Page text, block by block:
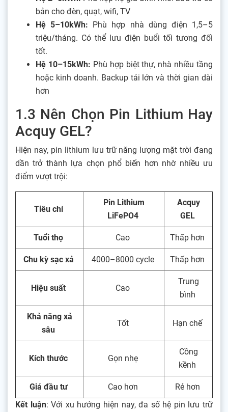
bản cho đèn, quạt, wifi, TV
Hệ 5–10kWh: Phù hợp nhà dùng điện 1,5–5
triệu/tháng. Có thể lưu điện buổi tối tương đối
tốt.
Hệ 10–15kWh: Phù hợp biệt thự, nhà nhiều tầng
hoặc kinh doanh. Backup tải lớn và thời gian dài
hơn
1.3 Nên Chọn Pin Lithium Hay
Acquy GEL?
Hiện nay, pin lithium lưu trữ năng lượng mặt trời đang
dần trở thành lựa chọn phổ biến hơn nhờ nhiều ưu
điểm vượt trội:
Tiêu chí
Pin Lithium
LiFePO4
Acquy
GEL
Tuổi thọ Cao Thấp hơn
Chu kỳ sạc xả 4000–8000 cycle Thấp hơn
Hiệu suất Cao
Trung
bình
Khả năng xả
sâu
Tốt Hạn chế
Kích thước Gọn nhẹ
Cồng
kềnh
Giá đầu tư Cao hơn
Rẻ hơn
Kết luận: Với xu hướng hiện nay, đa số hệ pin lưu trữ